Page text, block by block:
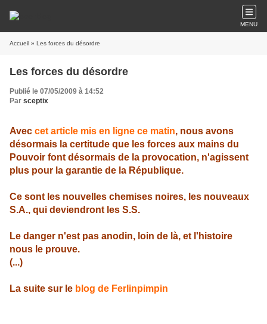
MENU
Accueil » Les forces du désordre
Les forces du désordre
Publié le 07/05/2009 à 14:52
Par sceptix
Avec cet article mis en ligne ce matin, nous avons
désormais la certitude que les forces aux mains du
Pouvoir font désormais de la provocation, n'agissent
plus pour la garantie de la République.
Ce sont les nouvelles chemises noires, les nouveaux
S.A., qui deviendront les S.S.
Le danger n'est pas anodin, loin de là, et l'histoire
nous le prouve.
(...)
La suite sur le blog de Ferlinpimpin